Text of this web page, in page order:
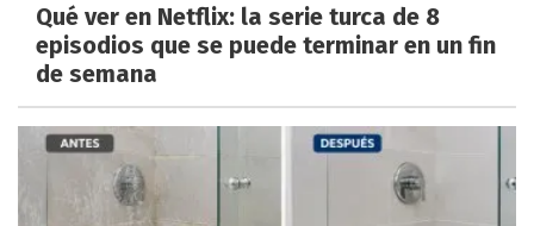
Qué ver en Netflix: la serie turca de 8
episodios que se puede terminar en un fin
de semana